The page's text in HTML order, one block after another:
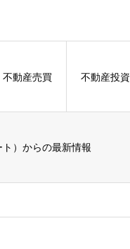
不動産売買 不動産投資
）からの最新情報